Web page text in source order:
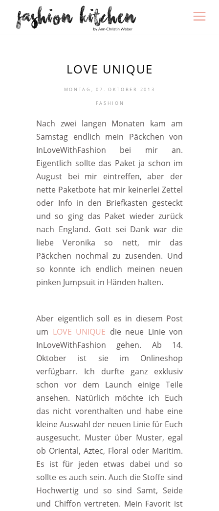
LOVE UNIQUE
MONTAG, 07. OKTOBER 2013
FASHION
Nach zwei langen Monaten kam am
Samstag endlich mein Päckchen von
InLoveWithFashion bei mir an.
Eigentlich sollte das Paket ja schon im
August bei mir eintreffen, aber der
nette Paketbote hat mir keinerlei Zettel
oder Info in den Briefkasten gesteckt
und so ging das Paket wieder zurück
nach England. Gott sei Dank war die
liebe Veronika so nett, mir das
Päckchen nochmal zu zusenden. Und
so konnte ich endlich meinen neuen
pinken Jumpsuit in Händen halten.
Aber eigentlich soll es in diesem Post
um LOVE UNIQUE die neue Linie von
InLoveWithFashion gehen. Ab 14.
Oktober ist sie im Onlineshop
verfügbarr. Ich durfte ganz exklusiv
schon vor dem Launch einige Teile
ansehen. Natürlich möchte ich Euch
das nicht vorenthalten und habe eine
kleine Auswahl der neuen Linie für Euch
ausgesucht. Muster über Muster, egal
ob Oriental, Aztec, Floral oder Maritim.
Es ist für jeden etwas dabei und so
sollte es auch sein. Auch die Stoffe sind
Hochwertig und so sind Samt, Seide
und Chiffon vertreten. Mein Favorit ist